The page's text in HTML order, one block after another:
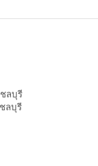
ลบุรี
ลบุรี